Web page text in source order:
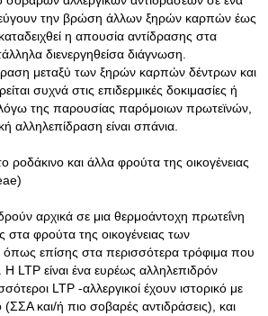
την βρώση άλλων ξηρών καρπών έως
η απουσία αντίδρασης στα
διενεργηθείσα διάγνωση.
μεταξύ των ξηρών καρπών δέντρων και
συχνά στις επιδερμικές δοκιμασίες ή
της παρουσίας παρόμοιων πρωτεϊνών,
αλληλεπίδραση είναι σπάνια.
ροδάκινο και άλλα φρούτα της οικογένειας
αρχικά σε μια θερμοάντοχη πρωτεΐνη
φρούτα της οικογένειας των
επίσης στα περισσότερα τρόφιμα που
LTP είναι ένα ευρέως αλληλεπιδρόν
LTP -αλλεργικοί έχουν ιστορικό με
(ΣΣΑ και/ή πιο σοβαρές αντιδράσεις), και